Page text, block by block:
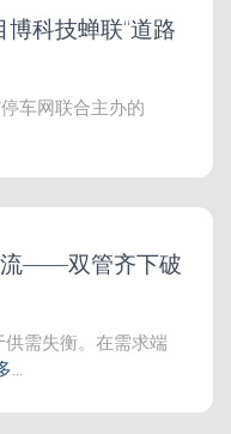
科技蝉联“道路
车网联合主办的
流——双管齐下破
需失衡。在需求端
…